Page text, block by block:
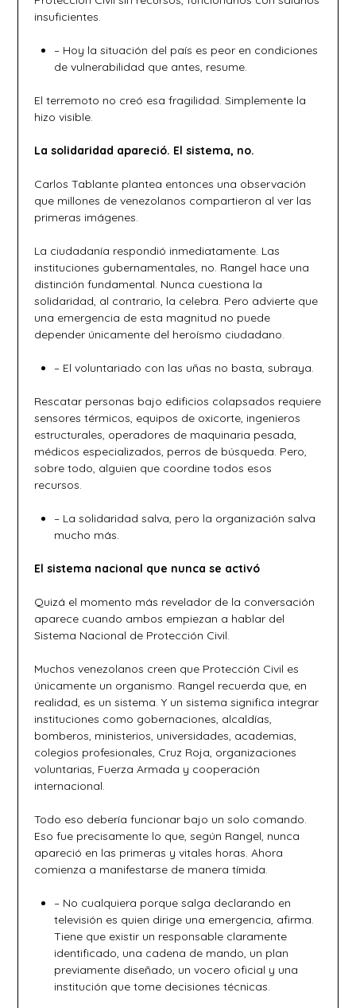
insuficientes.
– Hoy la situación del país es peor en condiciones
de vulnerabilidad que antes, resume.
El terremoto no creó esa fragilidad. Simplemente la
hizo visible.
La solidaridad apareció. El sistema, no.
Carlos Tablante plantea entonces una observación
que millones de venezolanos compartieron al ver las
primeras imágenes.
La ciudadanía respondió inmediatamente. Las
instituciones gubernamentales, no. Rangel hace una
distinción fundamental. Nunca cuestiona la
solidaridad, al contrario, la celebra. Pero advierte que
una emergencia de esta magnitud no puede
depender únicamente del heroísmo ciudadano.
– El voluntariado con las uñas no basta, subraya.
Rescatar personas bajo edificios colapsados requiere
sensores térmicos, equipos de oxicorte, ingenieros
estructurales, operadores de maquinaria pesada,
médicos especializados, perros de búsqueda. Pero,
sobre todo, alguien que coordine todos esos
recursos.
– La solidaridad salva, pero la organización salva
mucho más.
El sistema nacional que nunca se activó
Quizá el momento más revelador de la conversación
aparece cuando ambos empiezan a hablar del
Sistema Nacional de Protección Civil.
Muchos venezolanos creen que Protección Civil es
únicamente un organismo. Rangel recuerda que, en
realidad, es un sistema. Y un sistema significa integrar
instituciones como gobernaciones, alcaldías,
bomberos, ministerios, universidades, academias,
colegios profesionales, Cruz Roja, organizaciones
voluntarias, Fuerza Armada y cooperación
internacional.
Todo eso debería funcionar bajo un solo comando.
Eso fue precisamente lo que, según Rangel, nunca
apareció en las primeras y vitales horas. Ahora
comienza a manifestarse de manera tímida.
– No cualquiera porque salga declarando en
televisión es quien dirige una emergencia, afirma.
Tiene que existir un responsable claramente
identificado, una cadena de mando, un plan
previamente diseñado, un vocero oficial y una
institución que tome decisiones técnicas.